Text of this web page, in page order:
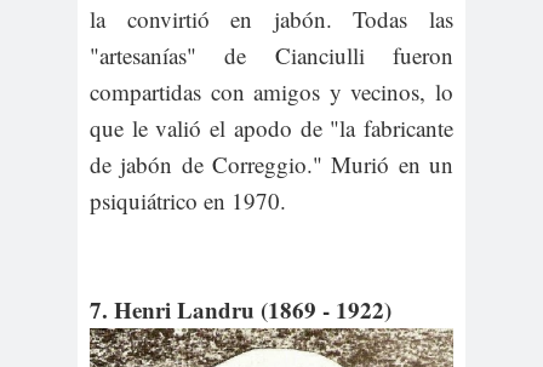
la convirtió en jabón. Todas las
"artesanías" de Cianciulli fueron
compartidas con amigos y vecinos, lo
que le valió el apodo de "la fabricante
de jabón de Correggio." Murió en un
psiquiátrico en 1970.
7. Henri Landru (1869 - 1922)